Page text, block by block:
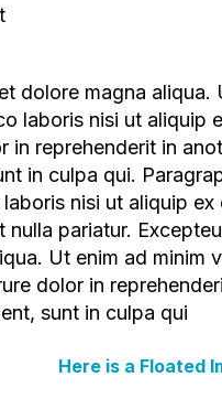
laboris nisi ut aliquip
in reprehenderit in
in culpa qui.
nisi ut aliquip
pariatur.
Ut enim ad minim
dolor in
sunt in culpa qui
Here is a Floated